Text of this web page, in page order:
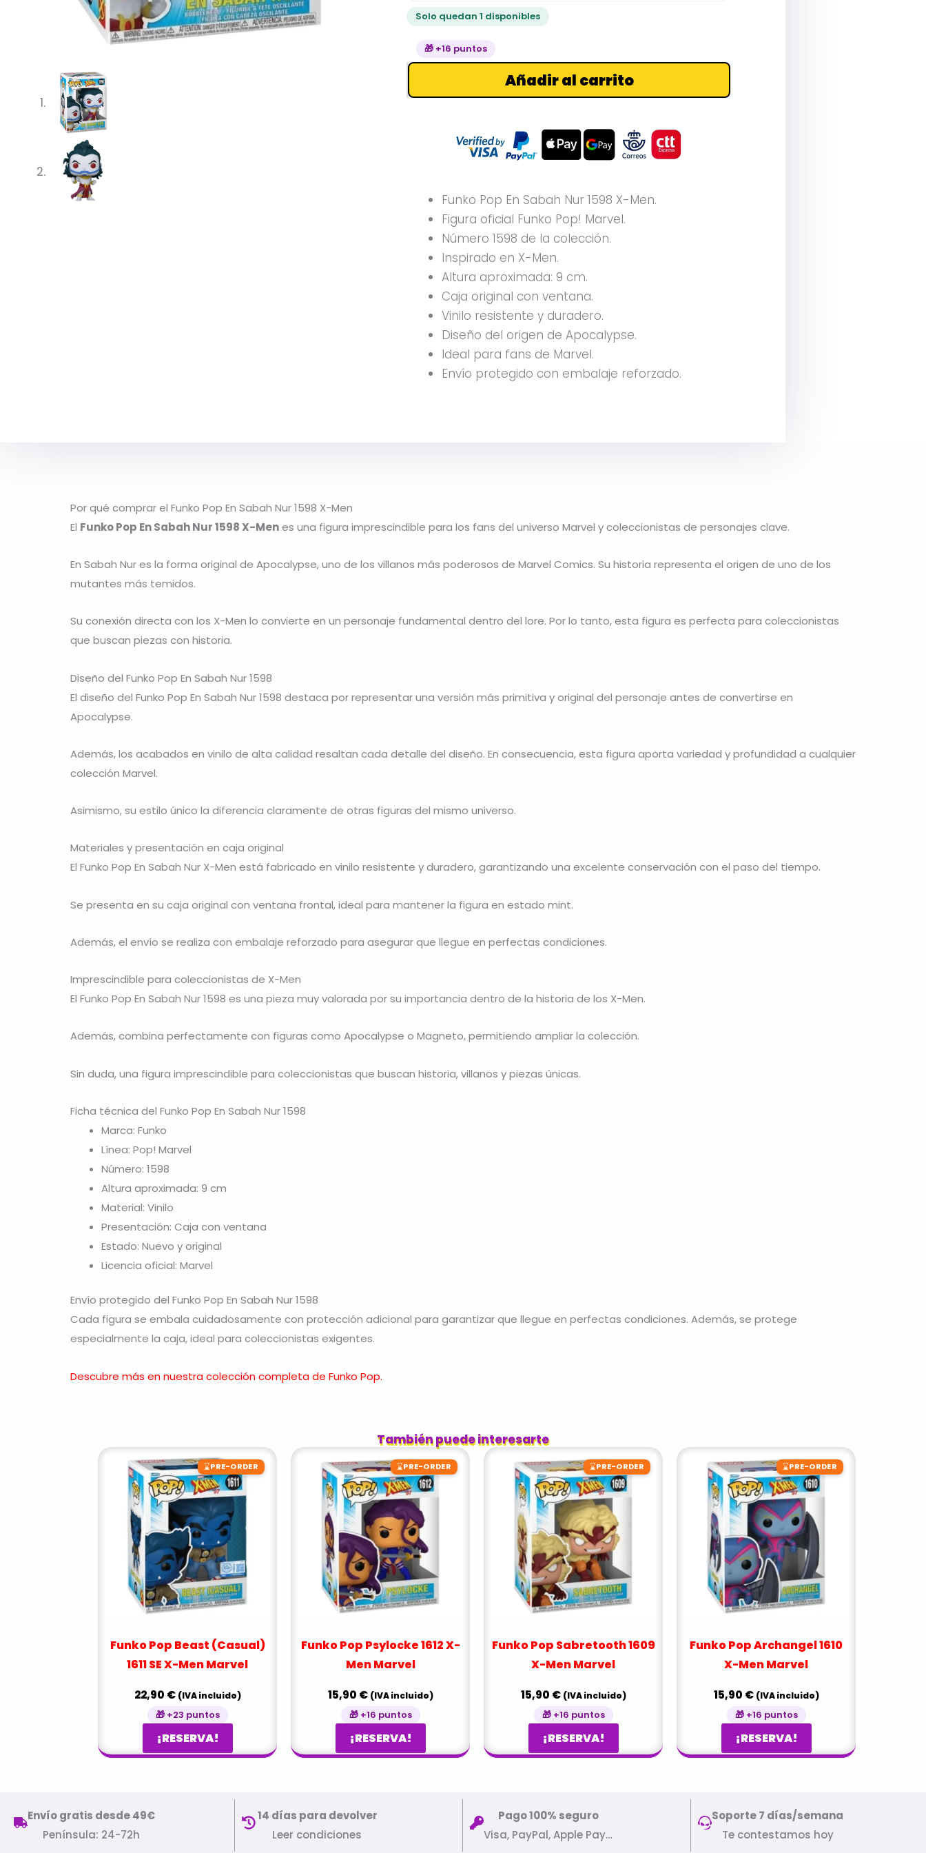
Solo quedan 1 disponibles
🎁 +16 puntos
Men
cantidad
Añadir al carrito
Funko Pop En Sabah Nur 1598 X-Men.
Figura oficial Funko Pop! Marvel.
Número 1598 de la colección.
Inspirado en X-Men.
Altura aproximada: 9 cm.
Caja original con ventana.
Vinilo resistente y duradero.
Diseño del origen de Apocalypse.
Ideal para fans de Marvel.
Envío protegido con embalaje reforzado.
Por qué comprar el Funko Pop En Sabah Nur 1598 X-Men
El Funko Pop En Sabah Nur 1598 X-Menes una figura imprescindible para los fans del universo Marvel y coleccionistas de personajes clave.
En Sabah Nures la forma original de Apocalypse, uno de los villanos más poderosos de Marvel Comics. Su historia representa el origen de uno de los
mutantes más temidos.
Su conexión directa con los X-Men lo convierte en un personaje fundamental dentro del lore. Por lo tanto, esta figura es perfecta para coleccionistas
que buscan piezas con historia.
Diseño del Funko Pop En Sabah Nur 1598
El diseño del Funko Pop En Sabah Nur 1598 destaca por representar una versión más primitiva y original del personaje antes de convertirse en
Apocalypse.
Además, los acabados en vinilo de alta calidad resaltan cada detalle del diseño. En consecuencia, esta figura aporta variedad y profundidad a cualquier
colección Marvel.
Asimismo, su estilo único la diferencia claramente de otras figuras del mismo universo.
Materiales y presentación en caja original
El Funko Pop En Sabah Nur X-Men está fabricado en vinilo resistente y duradero, garantizando una excelente conservación con el paso del tiempo.
Se presenta en su caja original con ventana frontal, ideal para mantener la figura en estado mint.
Además, el envío se realiza con embalaje reforzado para asegurar que llegue en perfectas condiciones.
Imprescindible para coleccionistas de X-Men
El Funko Pop En Sabah Nur 1598 es una pieza muy valorada por su importancia dentro de la historia de los X-Men.
Además, combina perfectamente con figuras como Apocalypse o Magneto, permitiendo ampliar la colección.
Sin duda, una figura imprescindible para coleccionistas que buscan historia, villanos y piezas únicas.
Ficha técnica del Funko Pop En Sabah Nur 1598
Marca: Funko
Línea: Pop! Marvel
Número: 1598
Altura aproximada: 9 cm
Material: Vinilo
Presentación: Caja con ventana
Estado: Nuevo y original
Licencia oficial: Marvel
Envío protegido del Funko Pop En Sabah Nur 1598
Cada figura se embala cuidadosamente con protección adicional para garantizar que llegue en perfectas condiciones. Además, se protege
especialmente la caja, ideal para coleccionistas exigentes.
Descubre más en nuestra colección completa de Funko Pop.
También puede interesarte
⌛PRE-ORDER
Funko Pop Beast (Casual)
1611 SE X-Men Marvel
22,90 € (IVA incluido)
🎁 +23 puntos
¡RESERVA!
⌛PRE-ORDER
Funko Pop Psylocke 1612 X-
Men Marvel
15,90 € (IVA incluido)
🎁 +16 puntos
¡RESERVA!
⌛PRE-ORDER
Funko Pop Sabretooth 1609
X-Men Marvel
15,90 € (IVA incluido)
🎁 +16 puntos
¡RESERVA!
⌛PRE-ORDER
Funko Pop Archangel 1610
X-Men Marvel
15,90 € (IVA incluido)
🎁 +16 puntos
¡RESERVA!
Envío gratis desde 49€
Península: 24-72h
14 días para devolver
Leer condiciones
Pago 100% seguro
Visa, PayPal, Apple Pay…
Soporte 7 días/semana
Te contestamos hoy